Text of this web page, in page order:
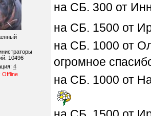
10496
4
Offline
на СБ. 300 от
на СБ. 1500 от
на СБ. 1000 от
огромное
на СБ. 1000 от